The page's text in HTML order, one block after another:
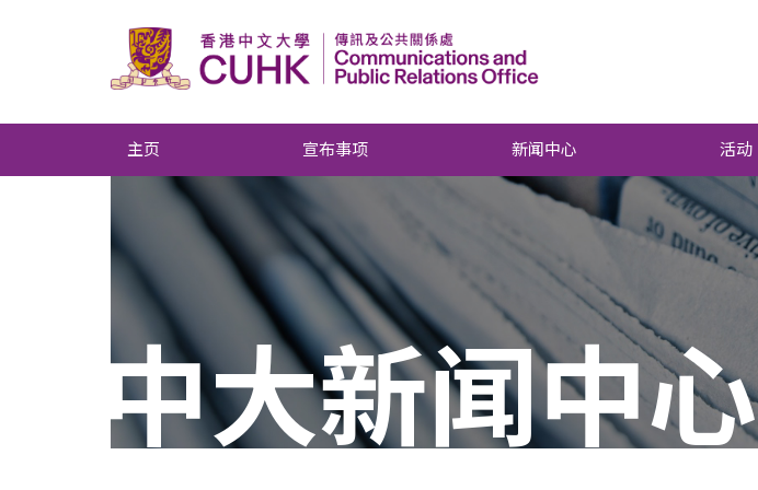
主页 宣布事项 新闻中心 活动
中大新闻中心